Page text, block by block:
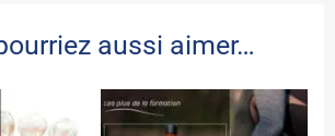
aussi aimer…